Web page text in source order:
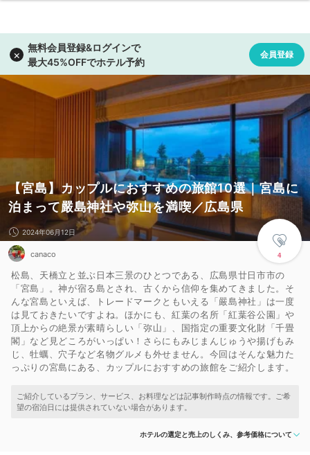
【宮島】カップルにおすすめの旅館10選｜宮島に
泊まって嚴島神社や弥山を満喫／広島県
4
2024年06月12日
canaco
松島、天橋立と並ぶ日本三景のひとつである、広島県廿日市市の
「宮島」。神が宿る島とされ、古くから信仰を集めてきました。そ
んな宮島といえば、トレードマークともいえる「嚴島神社」は一度
は見ておきたいですよね。ほかにも、紅葉の名所「紅葉谷公園」や
頂上からの絶景が素晴らしい「弥山」、国指定の重要文化財「千畳
閣」など見どころがいっぱい！さらにもみじまんじゅうや揚げもみ
じ、牡蠣、穴子など名物グルメも外せません。今回はそんな魅力た
っぷりの宮島にある、カップルにおすすめの旅館をご紹介します。
ホテルの選定と売上のしくみ、参考価格について